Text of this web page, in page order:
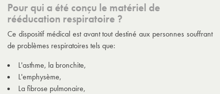
Pour qui a été conçu le matériel de
rééducation respiratoire ?
Ce dispositif médical est avant tout destiné aux personnes souffrant
de problèmes respiratoires tels que:
L'asthme, la bronchite,
L'emphysème,
La fibrose pulmonaire,